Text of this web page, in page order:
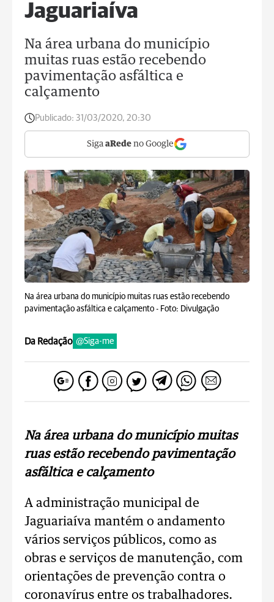
Jaguariaíva
Na área urbana do município
muitas ruas estão recebendo
pavimentação asfáltica e
calçamento
Publicado: 31/03/2020, 20:30
Siga aRede no Google
Na área urbana do município muitas ruas estão recebendo
pavimentação asfáltica e calçamento - Foto: Divulgação
Da Redação @Siga-me
Na área urbana do município muitas
ruas estão recebendo pavimentação
asfáltica e calçamento
A administração municipal de
Jaguariaíva mantém o andamento
vários serviços públicos, como as
obras e serviços de manutenção, com
orientações de prevenção contra o
coronavírus entre os trabalhadores.